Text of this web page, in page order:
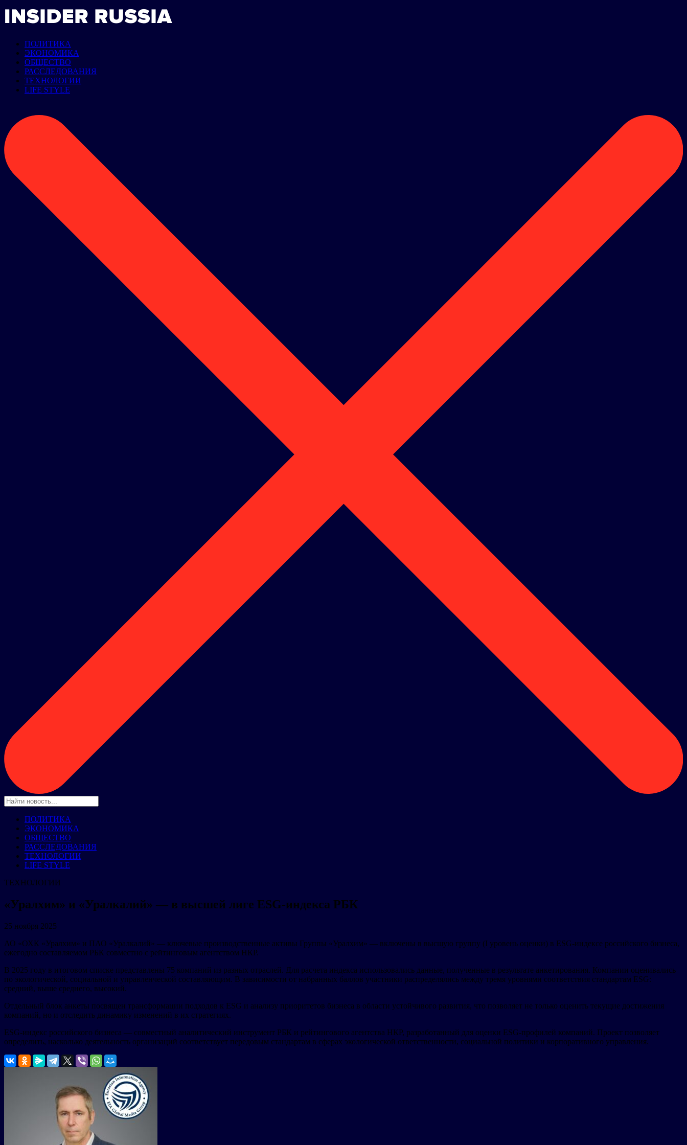
ПОЛИТИКА
ЭКОНОМИКА
ОБЩЕСТВО
РАССЛЕДОВАНИЯ
ТЕХНОЛОГИИ
LIFE STYLE
ПОЛИТИКА
ЭКОНОМИКА
ОБЩЕСТВО
РАССЛЕДОВАНИЯ
ТЕХНОЛОГИИ
LIFE STYLE
ТЕХНОЛОГИИ
«Уралхим» и «Уралкалий» — в высшей лиге ESG-индекса РБК
25 ноября 2025
АО «ОХК «Уралхим» и ПАО «Уралкалий» — ключевые производственные активы Группы «Уралхим» — включены в высшую группу (I уровень оценки) в ESG-индексе российского бизнеса,
ежегодно составляемом РБК совместно с рейтинговым агентством НКР.
В 2025 году в итоговом списке представлены 75 компаний из разных отраслей. Для расчета индекса использовались данные, полученные в результате анкетирования. Компании оценивались
по экологической, социальной и управленческой составляющим. В зависимости от набранных баллов участники распределялись между тремя уровнями соответствия стандартам ESG:
средний, выше среднего, высокий.
Отдельный блок анкеты посвящен трансформации подходов к ESG и анализу приоритетов бизнеса в области устойчивого развития, что позволяет не только оценить текущие достижения
компаний, но и отследить динамику изменений в их стратегиях.
ESG-индекс российского бизнеса — совместный аналитический инструмент РБК и рейтингового агентства НКР, разработанный для оценки ESG-профилей компаний. Проект позволяет
определить, насколько деятельность организаций соответствует передовым стандартам в сферах экологической ответственности, социальной политики и корпоративного управления.